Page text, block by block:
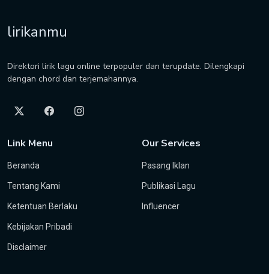
lirikanmu
Direktori lirik lagu online terpopuler dan terupdate. Dilengkapi
dengan chord dan terjemahannya.
Link Menu
Beranda
Tentang Kami
Ketentuan Berlaku
Kebijakan Pribadi
Disclaimer
Our Services
Pasang Iklan
Publikasi Lagu
Influencer